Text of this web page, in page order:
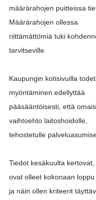
määrärahojen puitteissa
Määrärahojen ollessa
riittämättömiä tuki
tarvitseville.
Kaupungin kotisivuilla
myöntäminen edellyttää
pääsääntöisesti, että
vaihtoehto laitoshoidolle,
tehostetulle
Tiedot kesäkuulta
ovat olleet kokonaan loppu
ja näin ollen kriteerit